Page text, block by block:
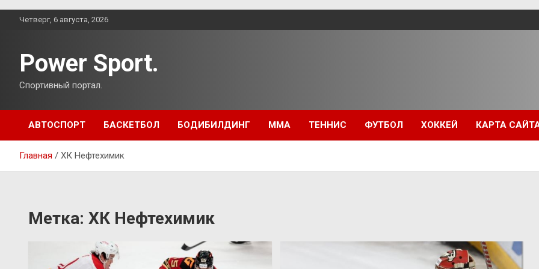
ПерейтиЧетверг, 6 августа, 2026
Power Sport.
Спортивный портал.
АВТОСПОРТ БАСКЕТБОЛ БОДИБИЛДИНГ ММА ТЕННИС ФУТБОЛ ХОККЕЙ КАРТА
Главная ХК Нефтехимик
Метка: ХК Нефтехимик